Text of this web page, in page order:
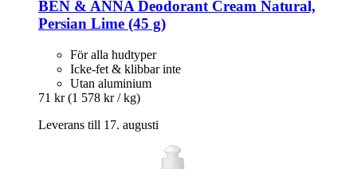
BEN & ANNA Deodorant Cream Natural,
Persian Lime (45 g)
För alla hudtyper
Icke-fet & klibbar inte
Utan aluminium
71 kr (1 578 kr / kg)
Leverans till 17. augusti